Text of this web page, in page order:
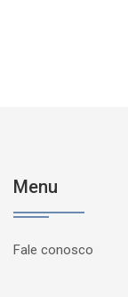
Menu
Fale conosco